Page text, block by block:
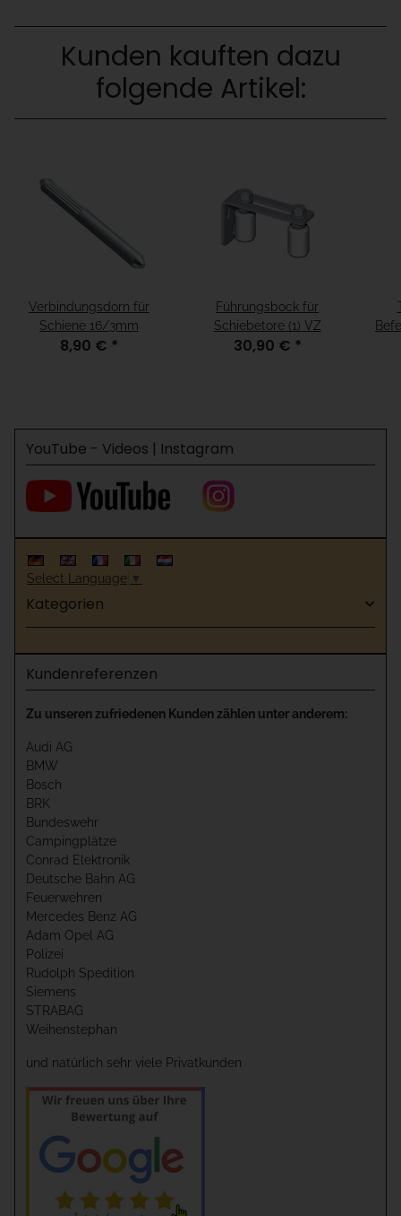
Kunden kauften dazu
folgende Artikel:
Verbindungsdorn für
Schiene 16/3mm
8,90 € *
Führungsbock für
Schiebetore (1) VZ
30,90 € *
YouTube - Videos | Instagram
Select Language ▼
Kategorien
Kundenreferenzen
Zu unseren zufriedenen Kunden zählen unter anderem:
Audi AG
BMW
Bosch
BRK
Bundeswehr
Campingplätze
Conrad Elektronik
Deutsche Bahn AG
Feuerwehren
Mercedes Benz AG
Adam Opel AG
Polizei
Rudolph Spedition
Siemens
STRABAG
Weihenstephan
und natürlich sehr viele Privatkunden